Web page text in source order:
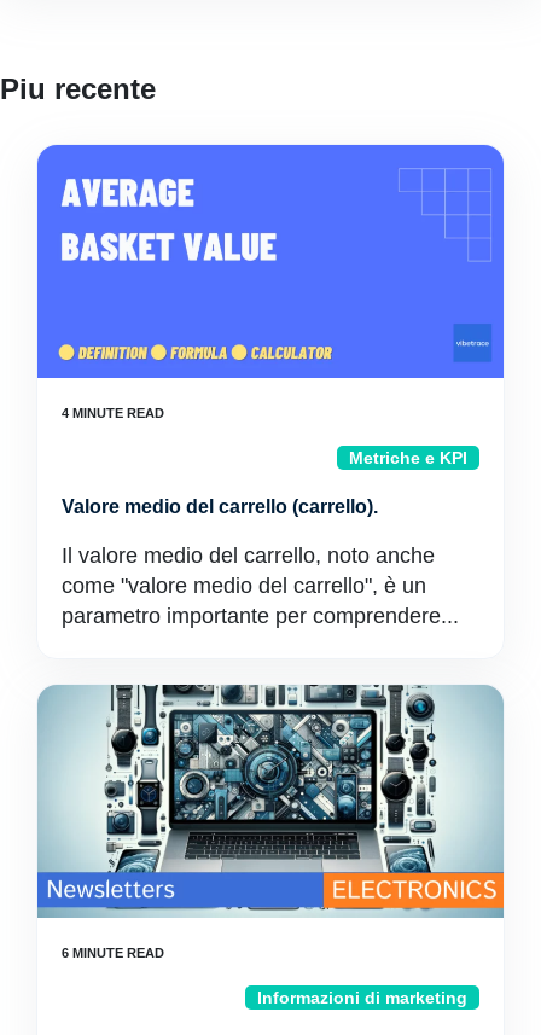
Piu recente
Metriche e KPI
Valore medio del carrello (carrello).
Il valore medio del carrello, noto anche
come "valore medio del carrello", è un
parametro importante per comprendere...
Informazioni di marketing